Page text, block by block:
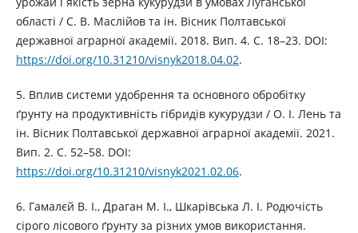
області / С. В. Маслійов та ін. Вісник Полтавської
державної аграрної академії. 2018. Вип. 4. С. 18–23. DOI:
https://doi.org/10.31210/visnyk2018.04.02.
5. Вплив системи удобрення та основного обробітку
ґрунту на продуктивність гібридів кукурудзи / О. І. Лень та
ін. Вісник Полтавської державної аграрної академії. 2021.
Вип. 2. С. 52–58. DOI:
https://doi.org/10.31210/visnyk2021.02.06.
6. Гамалєй В. І., Драган М. І., Шкарівська Л. І. Родючість
сірого лісового ґрунту за різних умов використання.